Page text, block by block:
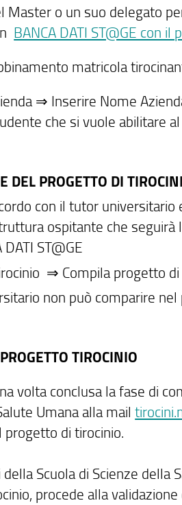
Master o un suo delegato
BANCA DATI ST@GE con
matricola
⇒ Inserire Nome
che si vuole abilitare
DEL PROGETTO DI
con il tutor
ospitante che
ST@GE
⇒ Compila progetto di
non può comparire
TIROCINIO
volta conclusa la fase di
Umana alla mail
progetto di tirocinio.
della Scuola di Scienze
procede alla